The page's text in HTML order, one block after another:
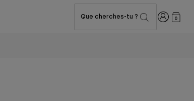
Que cherches-tu ? Connexion
0